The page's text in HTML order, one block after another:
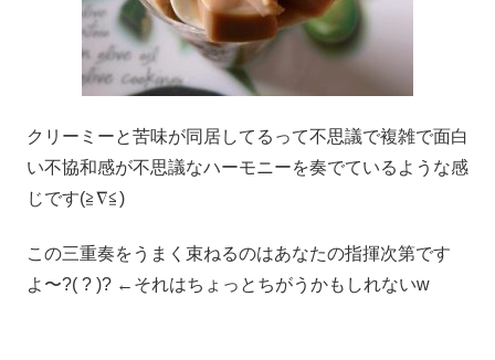
クリーミーと苦味が同居してるって不思議で複雑で面白
い不協和感が不思議なハーモニーを奏でているような感
じです(≧∇≦)
この三重奏をうまく束ねるのはあなたの指揮次第です
よ〜?( ? )? ←それはちょっとちがうかもしれないw